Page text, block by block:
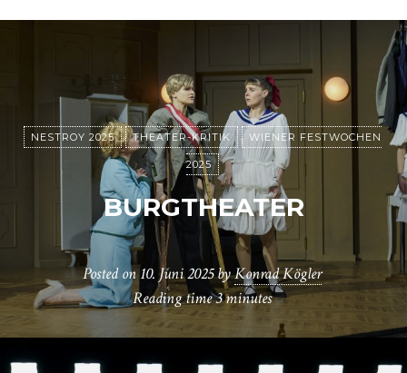
NESTROY 2025 THEATER-KRITIK WIENER FESTWOCHEN
2025
BURGTHEATER
Posted on10. Juni 2025byKonrad Kögler
Reading time3 minutes